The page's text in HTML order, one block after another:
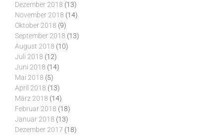
Dezember 2018 (13)
November 2018 (14)
Oktober 2018 (9)
September 2018 (13)
August 2018 (10)
Juli 2018 (12)
Juni 2018 (14)
Mai 2018 (5)
April 2018 (13)
März 2018 (14)
Februar 2018 (18)
Januar 2018 (13)
Dezember 2017 (18)